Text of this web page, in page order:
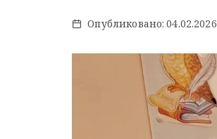
Опубликовано: 04.02.2026